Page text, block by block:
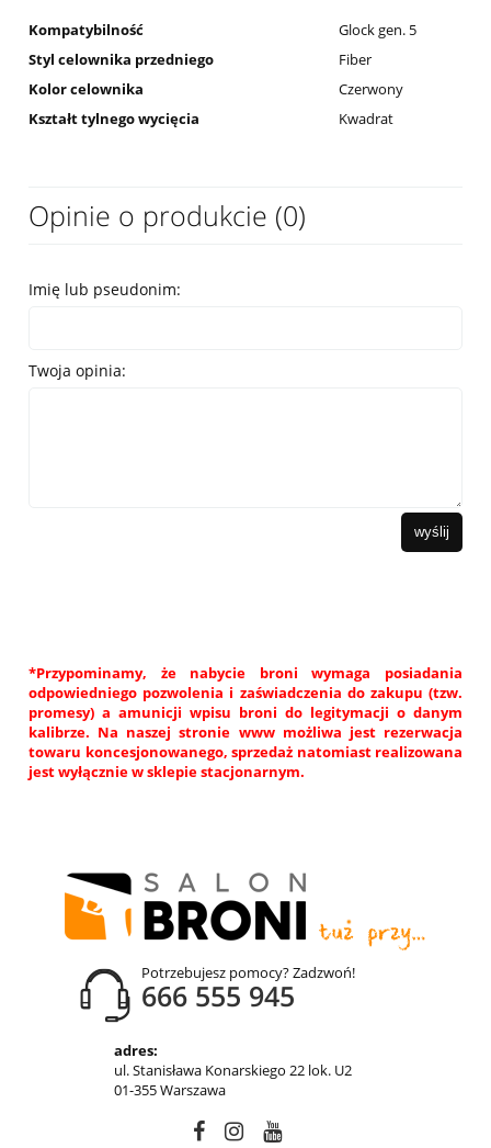
Kompatybilność
Glock gen. 5
Styl celownika przedniego
Fiber
Kolor celownika
Czerwony
Kształt tylnego wycięcia
Kwadrat
Opinie o produkcie (0)
Imię lub pseudonim:
Twoja opinia:
wyślij
*Przypominamy, że nabycie broni wymaga posiadania
odpowiedniego pozwolenia i zaświadczenia do zakupu (tzw.
promesy) a amunicji wpisu broni do legitymacji o danym
kalibrze. Na naszej stronie www możliwa jest rezerwacja
towaru koncesjonowanego, sprzedaż natomiast realizowana
jest wyłącznie w sklepie stacjonarnym.
Potrzebujesz pomocy? Zadzwoń!
666 555 945
adres:
ul. Stanisława Konarskiego 22 lok. U2
01-355 Warszawa